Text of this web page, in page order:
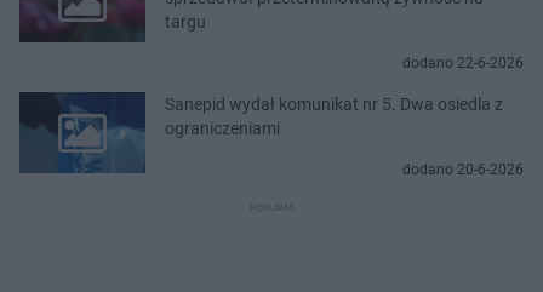
targu
dodano 22-6-2026
Sanepid wydał komunikat nr 5. Dwa osiedla z
ograniczeniami
dodano 20-6-2026